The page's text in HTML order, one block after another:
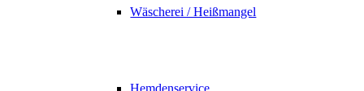
Wäscherei / Heißmangel
Hemdenservice